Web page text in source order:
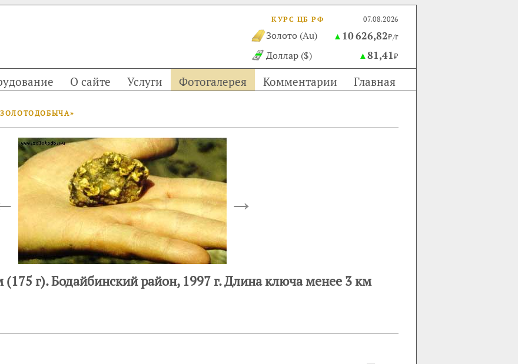
КУРС ЦБ РФ 07.08.2026
Золото (Au) ▲ 10 626,82₽/г
Доллар ($) ▲81,41₽
О сайте Услуги Фотогалерея Комментарии Главная
→
г). Бодайбинский район, 1997 г. Длина ключа менее 3 км